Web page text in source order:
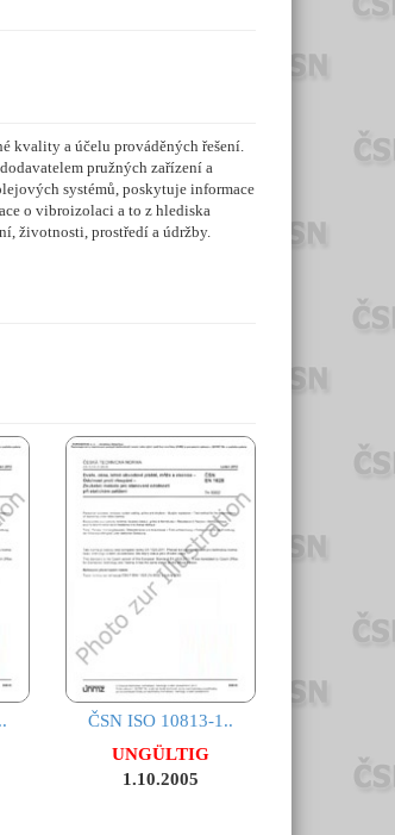
kvality a účelu prováděných řešení.
pružných zařízení a
systémů, poskytuje informace
o vibroizolaci a to z hlediska
životnosti, prostředí a údržby.
ČSN ISO 10813-1..
UNGÜLTIG
1.10.2005